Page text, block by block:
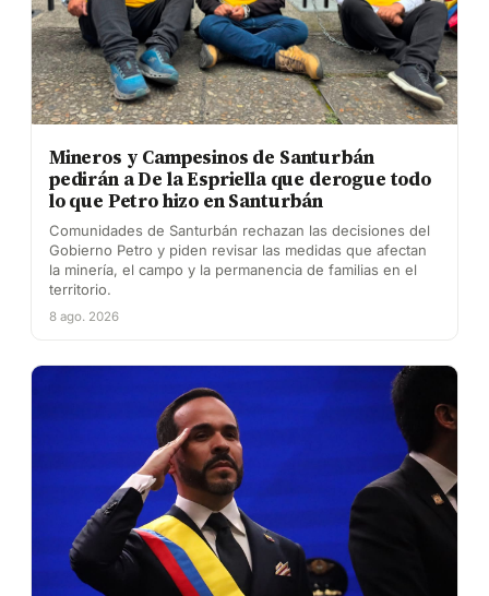
Mineros y Campesinos de Santurbán
pedirán a De la Espriella que derogue todo
lo que Petro hizo en Santurbán
Comunidades de Santurbán rechazan las decisiones del
Gobierno Petro y piden revisar las medidas que afectan
la minería, el campo y la permanencia de familias en el
territorio.
8 ago. 2026